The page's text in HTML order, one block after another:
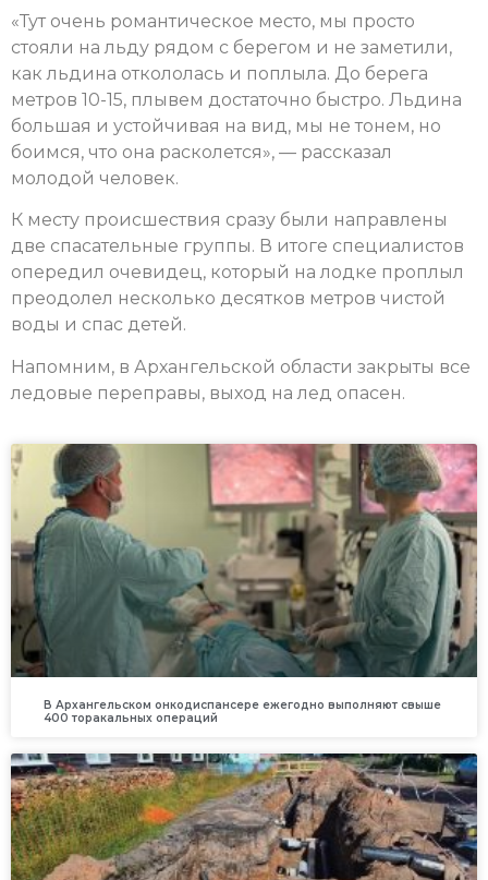
«Тут очень романтическое место, мы просто
стояли на льду рядом с берегом и не заметили,
как льдина откололась и поплыла. До берега
метров 10-15, плывем достаточно быстро. Льдина
большая и устойчивая на вид, мы не тонем, но
боимся, что она расколется», — рассказал
молодой человек.
К месту происшествия сразу были направлены
две спасательные группы. В итоге специалистов
опередил очевидец, который на лодке проплыл
преодолел несколько десятков метров чистой
воды и спас детей.
Напомним, в Архангельской области закрыты все
ледовые переправы, выход на лед опасен.
В Архангельском онкодиспансере ежегодно выполняют свыше
400 торакальных операций